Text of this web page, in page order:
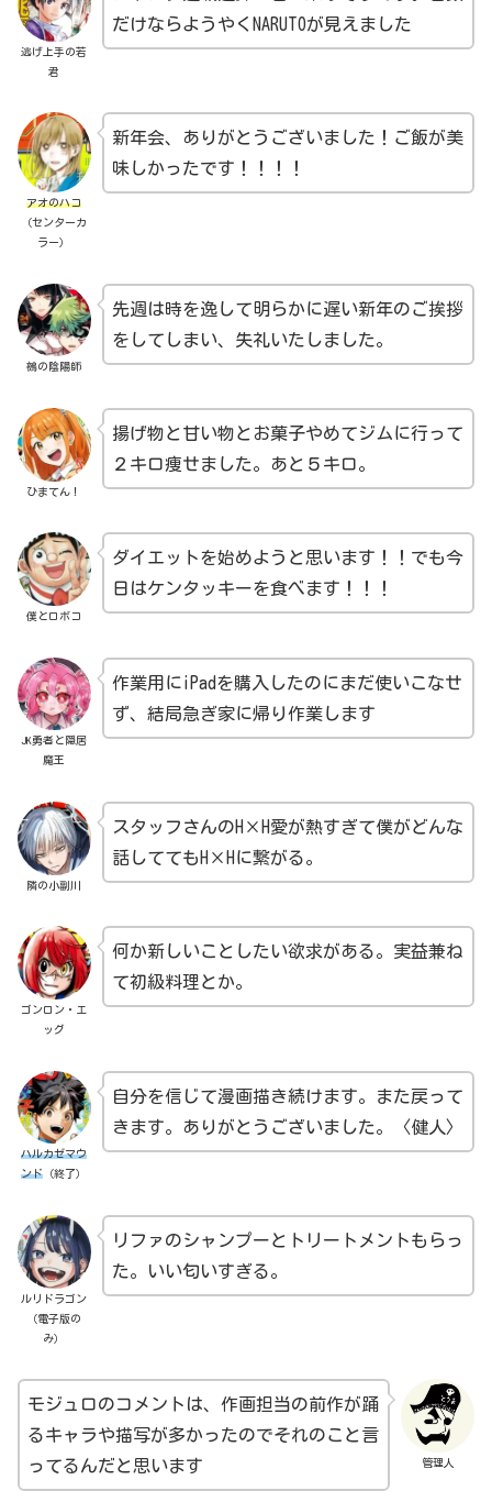
逃げ上手の若
君
だけならようやくNARUTOが見えました
アオのハコ
（センターカ
ラー）
新年会、ありがとうございました！ご飯が美
味しかったです！！！！
鵺の陰陽師
先週は時を逸して明らかに遅い新年のご挨拶
をしてしまい、失礼いたしました。
ひまてん！
揚げ物と甘い物とお菓子やめてジムに行って
２キロ痩せました。あと５キロ。
僕とロボコ
ダイエットを始めようと思います！！でも今
日はケンタッキーを食べます！！！
JK勇者と隠居
魔王
作業用にiPadを購入したのにまだ使いこなせ
ず、結局急ぎ家に帰り作業します
隣の小副川
スタッフさんのH×H愛が熱すぎて僕がどんな
話しててもH×Hに繋がる。
ゴンロン・エ
ッグ
何か新しいことしたい欲求がある。実益兼ね
て初級料理とか。
ハルカゼマウ
ンド （終了）
自分を信じて漫画描き続けます。また戻って
きます。ありがとうございました。〈健人〉
ルリドラゴン
（電子版の
み）
リファのシャンプーとトリートメントもらっ
た。いい匂いすぎる。
管理人
モジュロのコメントは、作画担当の前作が踊
るキャラや描写が多かったのでそれのこと言
ってるんだと思います